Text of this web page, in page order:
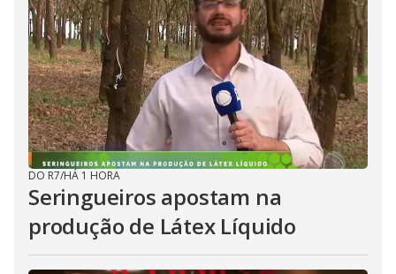
DO R7/HÁ 1 HORA
Seringueiros apostam na
produção de Látex Líquido